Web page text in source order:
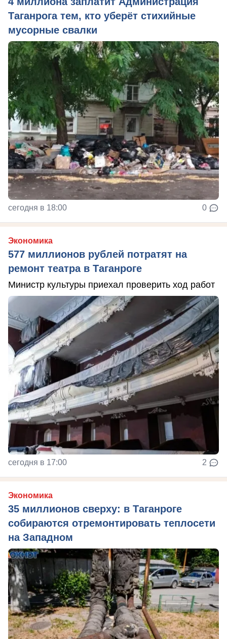
Таганрога тем, кто уберёт стихийные
мусорные свалки
сегодня в 18:00 0
Экономика
577 миллионов рублей потратят на
ремонт театра в Таганроге
Министр культуры приехал проверить ход работ
сегодня в 17:00 2
Экономика
35 миллионов сверху: в Таганроге
собираются отремонтировать теплосети
на Западном